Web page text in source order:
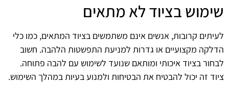
שימוש בציוד לא מתאים
לעיתים קרובות, אנשים אינם משתמשים בציוד המתאים, כמו כלי
הדלקה מקצועיים או גדרות למניעת התפשטות הלהבה. חשוב
לבחור בציוד איכותי ומותאם שנועד לשימוש עם להבה פתוחה.
ציוד זה יכול להבטיח את הבטיחות ולמנוע בעיות במהלך השימוש.